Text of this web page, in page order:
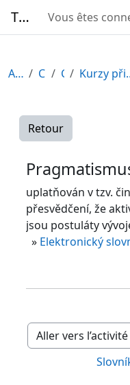
TURBO Vous êtes
Accueil Cours CDV Kurzy
Retour
uplatňován v tzv.
přesvědčení, že
jsou postuláty
» Elektronický
Aller vers l’activité